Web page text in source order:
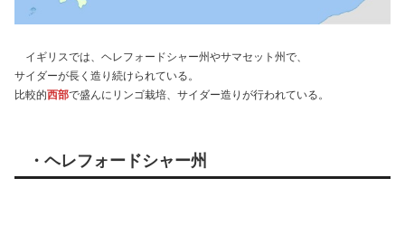
イギリスでは、ヘレフォードシャー州やサマセット州で、
サイダーが長く造り続けられている。
比較的西部で盛んにリンゴ栽培、サイダー造りが行われている。
・ヘレフォードシャー州